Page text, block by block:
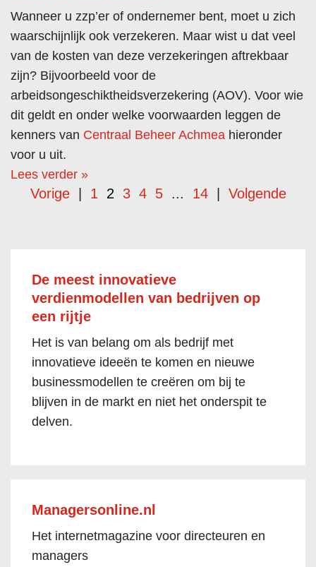
Wanneer u zzp’er of ondernemer bent, moet u zich
waarschijnlijk ook verzekeren. Maar wist u dat veel
van de kosten van deze verzekeringen aftrekbaar
zijn? Bijvoorbeeld voor de
arbeidsongeschiktheidsverzekering (AOV). Voor wie
dit geldt en onder welke voorwaarden leggen de
kenners van Centraal Beheer Achmea hieronder
voor u uit.
Lees verder »
Vorige| 1 2 3 4 5... 14 Volgende
De meest innovatieve
verdienmodellen van bedrijven op
een rijtje
Het is van belang om als bedrijf met
innovatieve ideeën te komen en nieuwe
businessmodellen te creëren om bij te
blijven in de markt en niet het onderspit te
delven.
Managersonline.nl
Het internetmagazine voor directeuren en
managers